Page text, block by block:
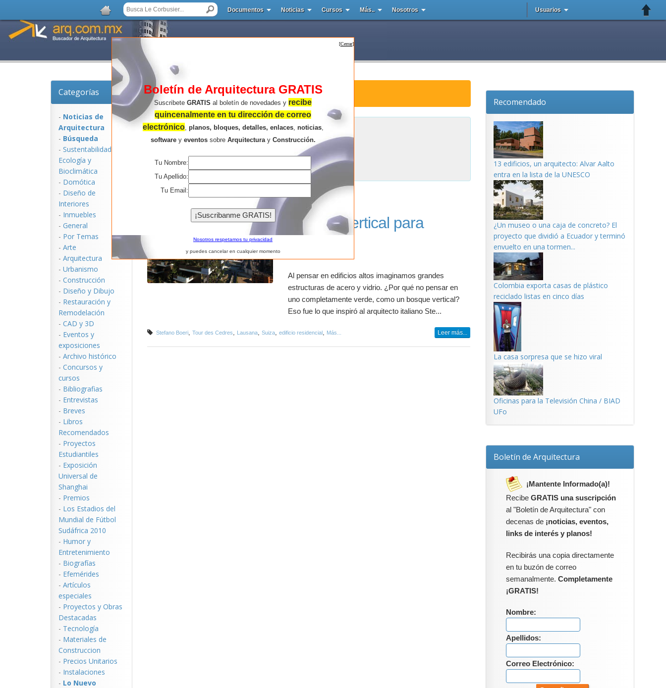
Documentos Noticias Cursos Más.. Nosotros Usuarios
Categorías
- Noticias de
Arquitectura
- Búsqueda
- Sustentabilidad,
Ecologí­a y
Bioclimática
- Domótica
- Diseño de
Interiores
- Inmuebles
- General
- Por Temas
- Arte
- Arquitectura
- Urbanismo
- Construcción
- Diseño y Dibujo
- Restauración y
Remodelación
- CAD y 3D
- Eventos y
exposiciones
- Archivo histórico
- Concursos y
cursos
- Bibliografias
- Entrevistas
- Breves
- Libros
Recomendados
- Proyectos
Estudiantiles
- Exposición
Universal de
Shanghai
- Premios
- Los Estadios del
Mundial de Fútbol
Sudáfrica 2010
- Humor y
Entretenimiento
- Biografías
- Efemérides
- Artículos
especiales
- Proyectos y Obras
Destacadas
- Tecnología
- Materiales de
Construccion
- Precios Unitarios
- Instalaciones
- Lo Nuevo
Noticias de Arquitectura : Bosque vertical
Bosque vertical
Resultados de la búsqueda .
Bosque vertical para
Al pensar en edificios altos imaginamos grandes
estructuras de acero y vidrio. ¿Por qué no pensar en
uno completamente verde, como un bosque vertical?
Eso fue lo que inspiró al arquitecto italiano Ste...
Stefano Boeri, Tour des Cedres, Lausana, Suiza, edificio residencial, Más... Leer más...
Recomendado
13 edificios, un arquitecto: Alvar Aalto
entra en la lista de la UNESCO
¿Un museo o una caja de concreto? El
proyecto que dividió a Ecuador y terminó
envuelto en una tormen...
Colombia exporta casas de plástico
reciclado listas en cinco días
La casa sorpresa que se hizo viral
Oficinas para la Televisión China / BIAD
UFo
Boletín de Arquitectura
¡Mantente Informado(a)!
Recibe GRATIS una suscripción
al "Boletín de Arquitectura" con
decenas de ¡noticias, eventos,
links de interés y planos!
Recibirás una copia directamente
en tu buzón de correo
semanalmente. Completamente
¡GRATIS!
Nombre:
Apellidos:
Correo Electrónico:
[Cerrar]
Boletín de Arquitectura GRATIS
Suscribete GRATIS al boletín de novedades y recibe
quincenalmente en tu dirección de correo
electrónico, planos, bloques, detalles, enlaces, noticias,
softwarey eventossobre Arquitecturay Construcción.
Tu Nombre:
Tu Apellido:
Tu Email:
Nosotros respetamos tu privacidad
y puedes cancelar en cualquier momento